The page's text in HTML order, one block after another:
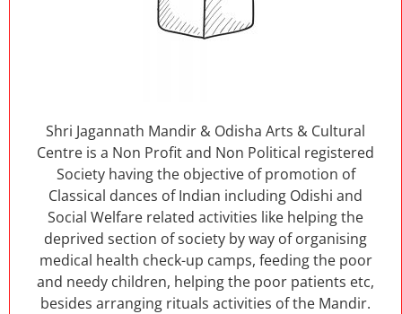
Shri Jagannath Mandir & Odisha Arts & Cultural
Centre is a Non Profit and Non Political registered
Society having the objective of promotion of
Classical dances of Indian including Odishi and
Social Welfare related activities like helping the
deprived section of society by way of organising
medical health check-up camps, feeding the poor
and needy children, helping the poor patients etc,
besides arranging rituals activities of the Mandir.